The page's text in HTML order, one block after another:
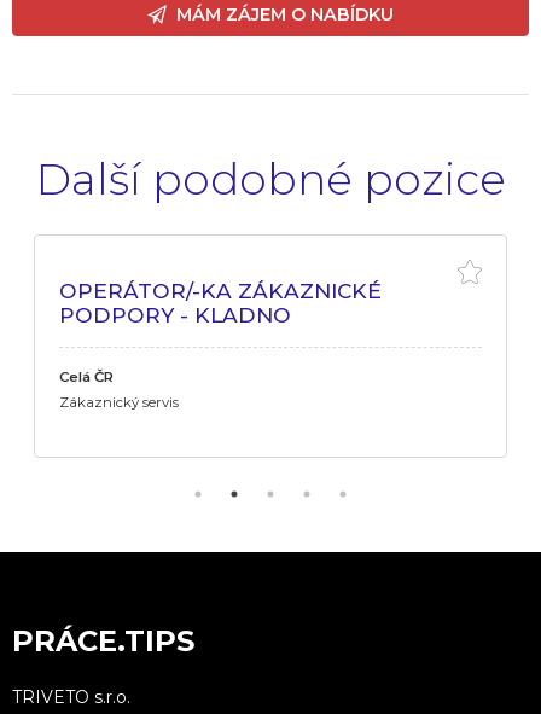
MÁM ZÁJEM O NABÍDKU
Další podobné pozice
OPERÁTOR/-KA ZÁKAZNICKÉ
PODPORY - KLADNO
Celá ČR
Zákaznický servis
PRÁCE.TIPS
TRIVETO s.r.o.